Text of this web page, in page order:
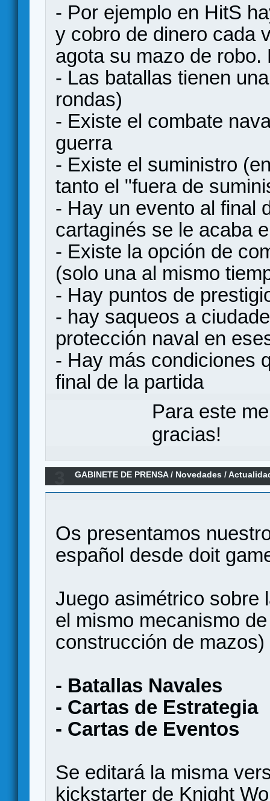
- Por ejemplo en HitS
y cobro de dinero cada
agota su mazo de
- Las batallas tienen
rondas)
- Existe el combate
guerra
- Existe el suministro
tanto el "fuera de
- Hay un evento al final
cartaginés se le acaba
- Existe la opción de
(solo una al mismo
- Hay puntos de
- hay saqueos a
protección naval en
- Hay más condiciones
final de la partida
Para este
gracias!
GABINETE DE PRENSA/ Novedades /
Os presentamos
español desde doit
Juego asimétrico sobre
el mismo mecanismo
construcción de
- Batallas Navales
- Cartas de Estrategia
- Cartas de Eventos
Se editará la misma
kickstarter de Knight